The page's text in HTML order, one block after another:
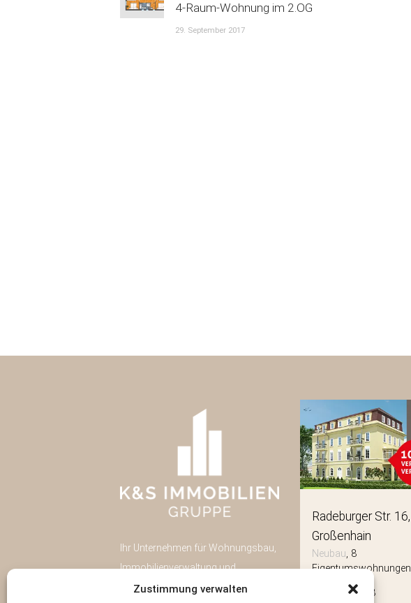
Zustimmung verwalten
post:
4-Raum-Wohnung im 2.OG
29. September 2017
Ihr Unternehmen für Wohnungsbau,
Immobilienverwaltung und
Immobilien-Investment in Dresden.
Pulsnitzer Straße 40
Neubau
43
Eigentumswohnungen
Wohnfläche: 43
Radeburger Str. 16
Großenhain
Neubau 8
Eigentumswohnungen
Wohnfläche:
8